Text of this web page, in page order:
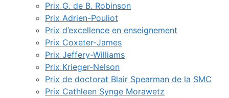
Prix G. de B. Robinson
Prix Adrien-Pouliot
Prix d’excellence en enseignement
Prix Coxeter-James
Prix Jeffery-Williams
Prix Krieger-Nelson
Prix de doctorat Blair Spearman de la SMC
Prix Cathleen Synge Morawetz